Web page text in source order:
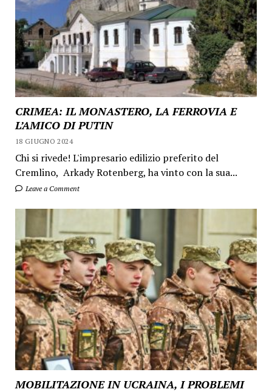
CRIMEA: IL MONASTERO, LA FERROVIA E
L’AMICO DI PUTIN
18 GIUGNO 2024
Chi si rivede! L'impresario edilizio preferito del
Cremlino, Arkady Rotenberg, ha vinto con la sua...
Leave a Comment
MOBILITAZIONE IN UCRAINA, I PROBLEMI